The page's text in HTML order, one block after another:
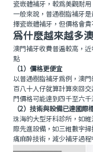
瓷嵌體補牙，較為美觀耐
一般來說，普通樹脂補牙
擇瓷嵌體補牙，但價格會貴
為什麼越來越多
澳門補牙收費普遍較高，
點
（1）價格更便宜
以普通樹脂補牙為例，澳
百八十人仔就算計算來回
門價格可能達到四千至六千
（2）技術與設備已達國際
珠海的大型牙科診所，如
際先進設備，如三維數字
痛麻醉技術，減少補牙過程